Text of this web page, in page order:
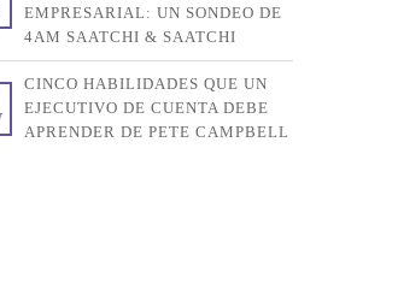
EMPRESARIAL: UN SONDEO DE
4AM SAATCHI & SAATCHI
CINCO HABILIDADES QUE UN
EJECUTIVO DE CUENTA DEBE
APRENDER DE PETE CAMPBELL